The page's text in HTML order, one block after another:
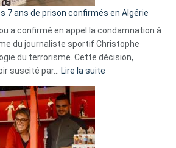
7 ans de prison confirmés en Algérie
a confirmé en appel la condamnation à
du journaliste sportif Christophe
du terrorisme. Cette décision,
suscité par… Lire la suite